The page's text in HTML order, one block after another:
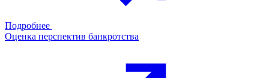
Подробнее
Оценка перспектив банкротства